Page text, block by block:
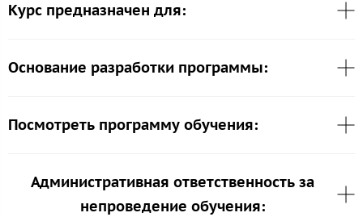
Курс предназначен для:
Основание разработки программы:
Посмотреть программу обучения:
Административная ответственность за
непроведение обучения: